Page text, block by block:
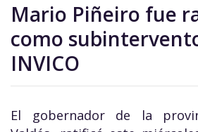
Mario Piñeiro fue
como
INVICO
El gobernador de la